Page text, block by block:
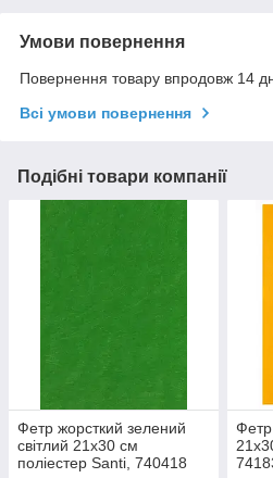
Умови повернення
Повернення товару впродовж 14
Всі умови повернення
Подібні товари компанії
Фетр жорсткий зелений
світлий 21х30 см
поліестер Santi, 740418
Фетр